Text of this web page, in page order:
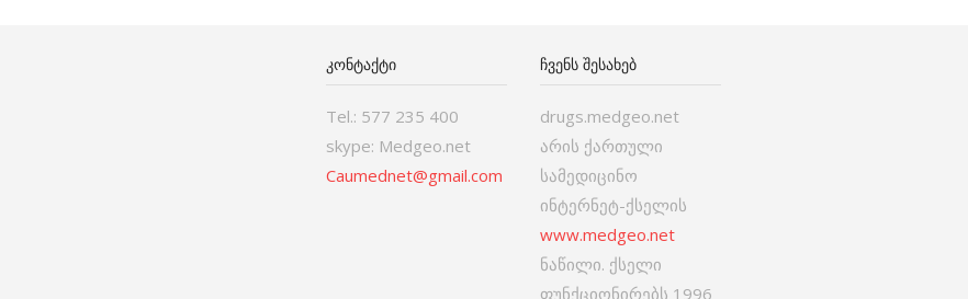
ᲙᲝᲜᲢᲐᲥᲢᲘ
Tel.: 577 235 400
skype: Medgeo.net
Caumednet@gmail.com
ᲩᲕᲔᲜᲡ ᲨᲔᲡᲐᲮᲔᲑ
drugs.medgeo.net
არის ქართული
სამედიცინო
ინტერნეტ-ქსელის
www.medgeo.net
ნაწილი. ქსელი
ფუნქციონირებს 1996